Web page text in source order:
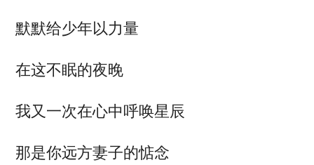
默默给少年以力量
在这不眠的夜晚
我又一次在心中呼唤星辰
那是你远方妻子的惦念